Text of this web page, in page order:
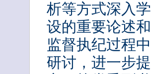
析等方式深入
设的重要论述
监督执纪过程
研讨， 进一步